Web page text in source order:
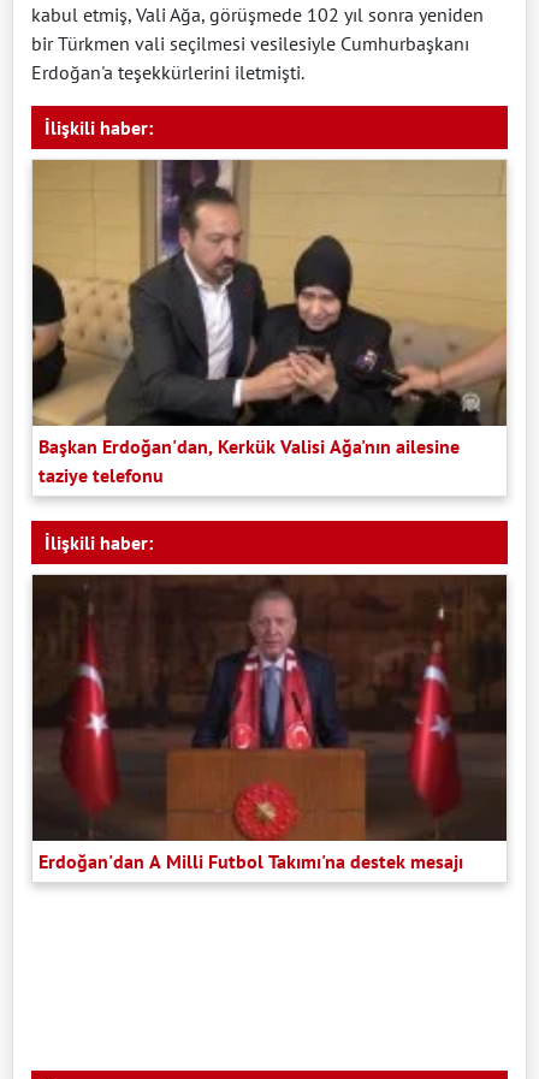
kabul etmiş, Vali Ağa, görüşmede 102 yıl sonra yeniden
bir Türkmen vali seçilmesi vesilesiyle Cumhurbaşkanı
Erdoğan'a teşekkürlerini iletmişti.
İlişkili haber:
Başkan Erdoğan'dan, Kerkük Valisi Ağa'nın ailesine
taziye telefonu
İlişkili haber:
Erdoğan'dan A Milli Futbol Takımı'na destek mesajı